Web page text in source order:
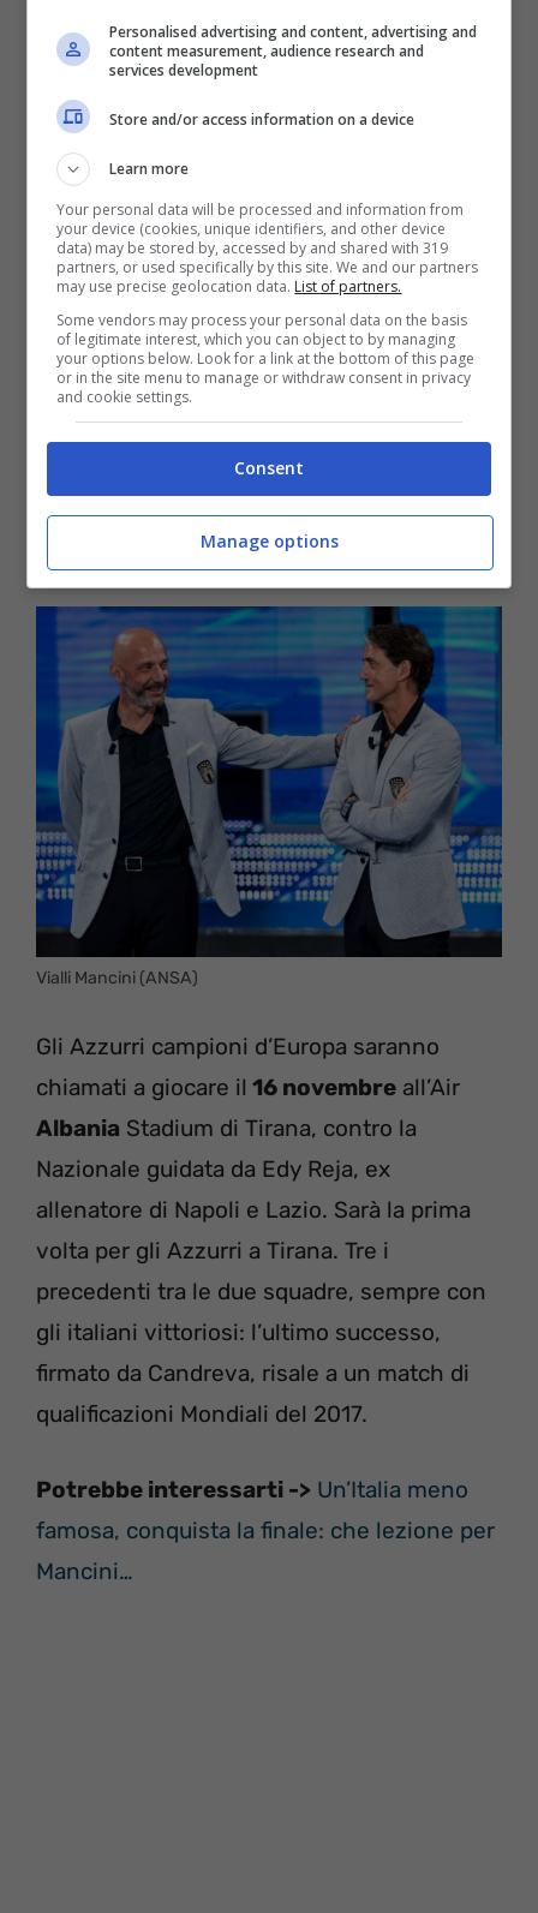
Il Qatar? Macché. Nel mese di novembre la
Figc ha deciso di organizzare due
amichevoli che saranno in grado di
passare in secondo pianoanche l’inizio
della rassegna iridata in Medio Oriente.
Vialli Mancini (ANSA)
Gli Azzurri campioni d’Europa saranno
chiamati a giocare il 16 novembre all’Air
Albania Stadium di Tirana, contro la
Nazionale guidata da Edy Reja, ex
allenatore di Napoli e Lazio. Sarà la prima
volta per gli Azzurri a Tirana. Tre i
precedenti tra le due squadre, sempre con
gli italiani vittoriosi: l’ultimo successo,
firmato da Candreva, risale a un match di
qualificazioni Mondiali del 2017.
Potrebbe interessarti -> Un’Italia meno
famosa, conquista la finale: che lezione per
Mancini…
Personalised advertising and content, advertising and
content measurement, audience research and
services development
Store and/or access information on a device
Learn more
Your personal data will be processed and information from
your device (cookies, unique identifiers, and other device
data) may be stored by, accessed by and shared with 319
partners, or used specifically by this site. We and our partners
may use precise geolocation data. List of partners.
Some vendors may process your personal data on the basis
of legitimate interest, which you can object to by managing
your options below. Look for a link at the bottom of this page
or in the site menu to manage or withdraw consent in privacy
and cookie settings.
Consent
Manage options